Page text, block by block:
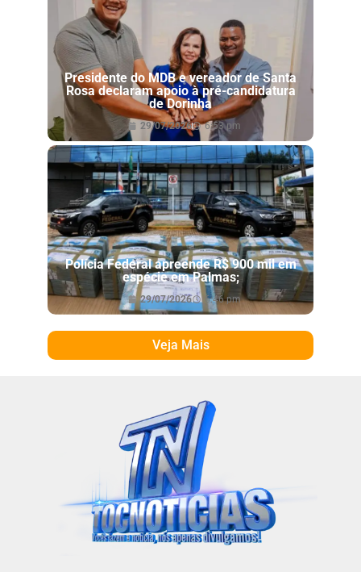
Presidente do MDB e vereador de Santa
Rosa declaram apoio à pré-candidatura
de Dorinha
29/07/2026 6:53 pm
Polícia Federal apreende R$ 900 mil em
espécie em Palmas;
29/07/2026 6:46 pm
Veja Mais